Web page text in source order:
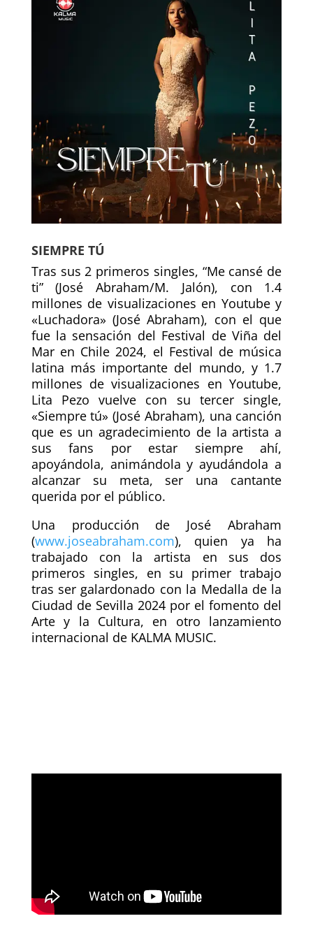
SIEMPRE TÚ
Tras sus 2 primeros singles, “Me cansé de
ti” (José Abraham/M. Jalón), con 1.4
millones de visualizaciones en Youtube y
«Luchadora» (José Abraham), con el que
fue la sensación del Festival de Viña del
Mar en Chile 2024, el Festival de música
latina más importante del mundo, y 1.7
millones de visualizaciones en Youtube,
Lita Pezo vuelve con su tercer single,
«Siempre tú» (José Abraham), una canción
que es un agradecimiento de la artista a
sus fans por estar siempre ahí,
apoyándola, animándola y ayudándola a
alcanzar su meta, ser una cantante
querida por el público.
Una producción de José Abraham
(www.joseabraham.com), quien ya ha
trabajado con la artista en sus dos
primeros singles, en su primer trabajo
tras ser galardonado con la Medalla de la
Ciudad de Sevilla 2024 por el fomento del
Arte y la Cultura, en otro lanzamiento
internacional de KALMA MUSIC.